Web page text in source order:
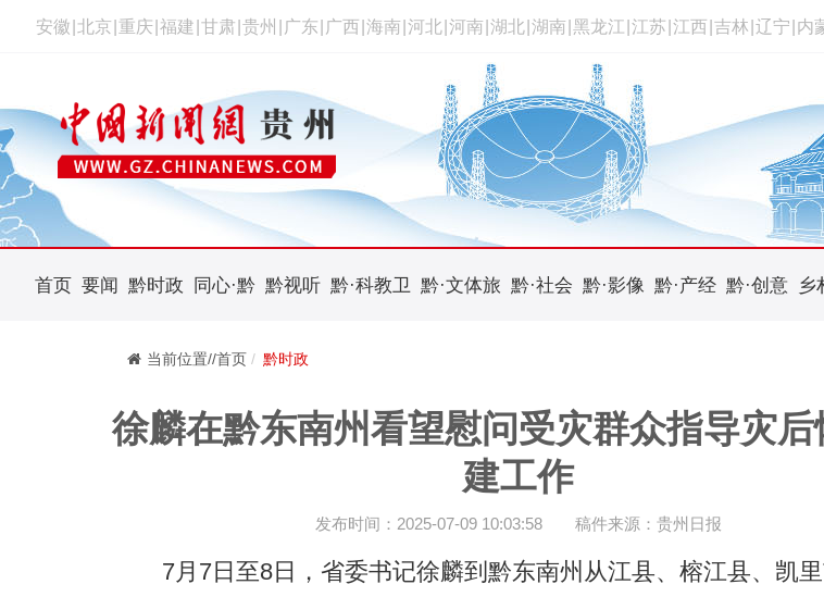
安徽 北京 重庆 福建 甘肃 贵州 广东 广西 海南 河北 河南 湖北 湖南 黑龙江 江苏 江西 吉林 辽宁 内
首页 要闻 黔时政 同心·黔 黔视听 黔·科教卫 黔·文体旅 黔·社会 黔·影像 黔·产经 黔·创意 乡
当前位置//首页 黔时政
徐麟在黔东南州看望慰问受灾群众指导灾
建工作
发布时间：2025-07-09 10:03:58 稿件来源：贵州日报
7月7日至8日，省委书记徐麟到黔东南州从江县、榕江县、凯里